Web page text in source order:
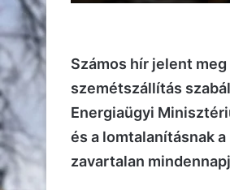
Számos hír jelent
szemétszállítás
Energiaügyi
és a lomtalanításnak
zavartalan